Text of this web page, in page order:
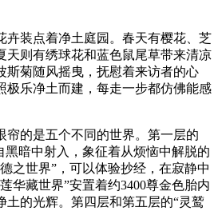
卉装点着净土庭园。春天有樱花、芝
天则有绣球花和蓝色鼠尾草带来清凉
斯菊随风摇曳，抚慰着来访者的心
极乐净土而建，每走一步都仿佛能感
帘的是五个不同的世界。第一层的
黑暗中射入，象征着从烦恼中解脱的
之世界”，可以体验抄经，在寂静中
华藏世界”安置着约3400尊金色胎内
土的光辉。第四层和第五层的“灵鹫